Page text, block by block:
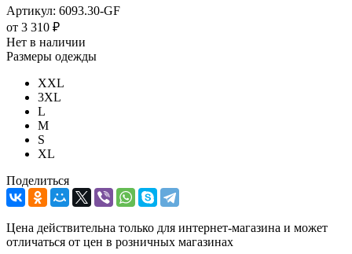
Артикул: 6093.30-GF
от 3 310 ₽
Нет в наличии
Размеры одежды
XXL
3XL
L
M
S
XL
Поделиться
Цена действительна только для интернет-магазина и может
отличаться от цен в розничных магазинах